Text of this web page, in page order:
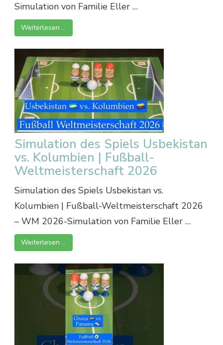
Simulation von Familie Eller …
Weiterlesen …
Simulation des Spiels Usbekistan
vs. Kolumbien | Fußball-
Weltmeisterschaft 2026
Simulation des Spiels Usbekistan vs.
Kolumbien | Fußball-Weltmeisterschaft 2026
– WM 2026-Simulation von Familie Eller …
Weiterlesen …